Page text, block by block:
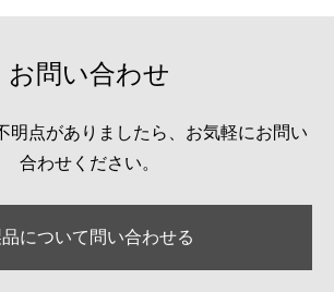
お問い合わせ
明点がありましたら、お気軽にお問い
合わせください。
について問い合わせる